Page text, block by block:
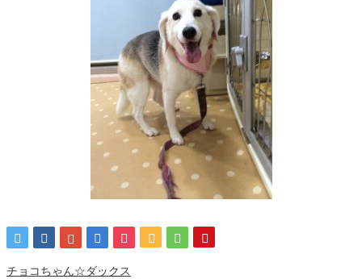
チョコちゃん☆ダックス